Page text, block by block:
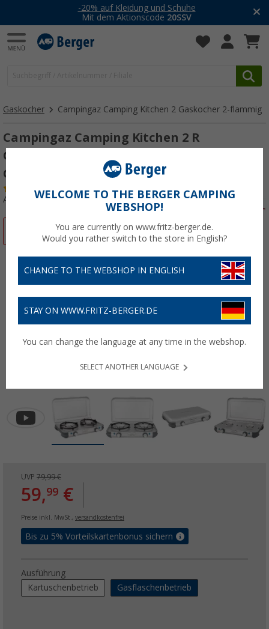
-20% auf Kleidung und Schuhe
Mit dem Aktionscode 20SSV
Gaskocher Campingaz Camping Kitchen 2 Gaskocher 2-flammig
Campingaz Camping Kitchen 2 R
Gaskocher 2-flammig für
Gasflaschenbetrieb
Art.-Nr.: 512540
UVP 79,99 €
59,99 €
Preise inkl. MwSt., versandkostenfrei
Bis zu 5% Vorteilskartenbonus sichern
Ausführung
Kartuschenbetrieb
Gasflaschenbetrieb
WELCOME TO THE BERGER CAMPING
WEBSHOP!
You are currently on www.fritz-berger.de.
Would you rather switch to the store in English?
CHANGE TO THE WEBSHOP IN ENGLISH
STAY ON WWW.FRITZ-BERGER.DE
You can change the language at any time in the webshop.
SELECT ANOTHER LANGUAGE